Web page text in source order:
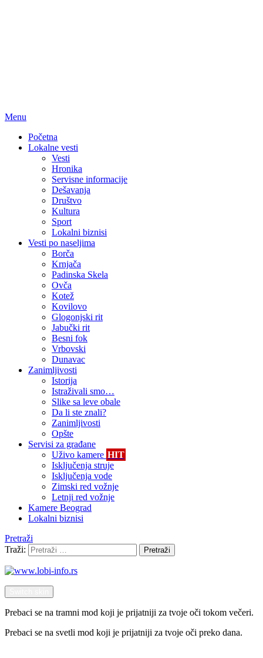
Menu
Početna
Lokalne vesti
Vesti
Hronika
Servisne informacije
Dešavanja
Društvo
Kultura
Sport
Lokalni biznisi
Vesti po naseljima
Borča
Krnjača
Padinska Skela
Ovča
Kotež
Kovilovo
Glogonjski rit
Jabučki rit
Besni fok
Vrbovski
Dunavac
Zanimljivosti
Istorija
Istraživali smo…
Slike sa leve obale
Da li ste znali?
Zanimljivosti
Opšte
Servisi za građane
Uživo kamere HIT
Isključenja struje
Isključenja vode
Zimski red vožnje
Letnji red vožnje
Kamere Beograd
Lokalni biznisi
Pretraži
Traži:
Pretraži
Prebaci se na tramni mod koji je prijatniji za tvoje oči tokom večeri.
Prebaci se na svetli mod koji je prijatniji za tvoje oči preko dana.